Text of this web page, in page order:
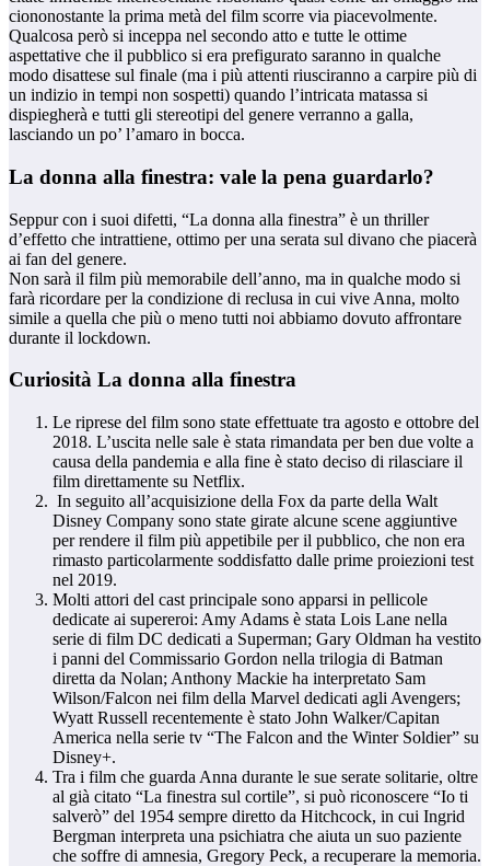
ciononostante la prima metà del film scorre via piacevolmente.
Qualcosa però si inceppa nel secondo atto e tutte le ottime
aspettative che il pubblico si era prefigurato saranno in qualche
modo disattese sul finale (ma i più attenti riusciranno a carpire più di
un indizio in tempi non sospetti) quando l’intricata matassa si
dispiegherà e tutti gli stereotipi del genere verranno a galla,
lasciando un po’ l’amaro in bocca.
La donna alla finestra: vale la pena guardarlo?
Seppur con i suoi difetti, “La donna alla finestra” è un thriller
d’effetto che intrattiene, ottimo per una serata sul divano che piacerà
ai fan del genere.
Non sarà il film più memorabile dell’anno, ma in qualche modo si
farà ricordare per la condizione di reclusa in cui vive Anna, molto
simile a quella che più o meno tutti noi abbiamo dovuto affrontare
durante il lockdown.
Curiosità La donna alla finestra
Le riprese del film sono state effettuate tra agosto e ottobre del
2018. L’uscita nelle sale è stata rimandata per ben due volte a
causa della pandemia e alla fine è stato deciso di rilasciare il
film direttamente su Netflix.
In seguito all’acquisizione della Fox da parte della Walt
Disney Company sono state girate alcune scene aggiuntive
per rendere il film più appetibile per il pubblico, che non era
rimasto particolarmente soddisfatto dalle prime proiezioni test
nel 2019.
Molti attori del cast principale sono apparsi in pellicole
dedicate ai supereroi: Amy Adams è stata Lois Lane nella
serie di film DC dedicati a Superman; Gary Oldman ha vestito
i panni del Commissario Gordon nella trilogia di Batman
diretta da Nolan; Anthony Mackie ha interpretato Sam
Wilson/Falcon nei film della Marvel dedicati agli Avengers;
Wyatt Russell recentemente è stato John Walker/Capitan
America nella serie tv “The Falcon and the Winter Soldier” su
Disney+.
Tra i film che guarda Anna durante le sue serate solitarie, oltre
al già citato “La finestra sul cortile”, si può riconoscere “Io ti
salverò” del 1954 sempre diretto da Hitchcock, in cui Ingrid
Bergman interpreta una psichiatra che aiuta un suo paziente
che soffre di amnesia, Gregory Peck, a recuperare la memoria.